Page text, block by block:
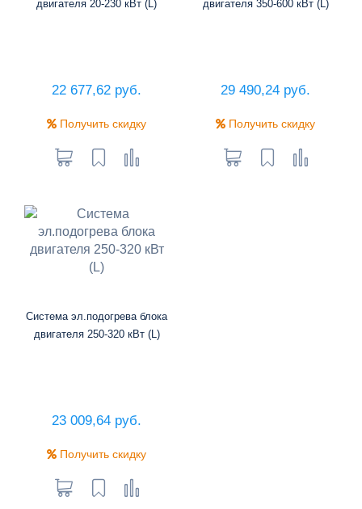
двигателя 20-230 кВт (L)
22 677,62 руб.
Получить скидку
двигателя 350-600 кВт (L)
29 490,24 руб.
Получить скидку
Система эл.подогрева блока
двигателя 250-320 кВт (L)
23 009,64 руб.
Получить скидку